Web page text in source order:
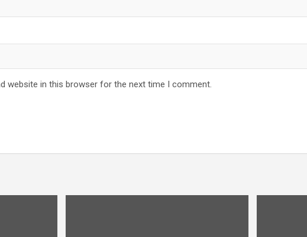
website in this browser for the next time I comment.